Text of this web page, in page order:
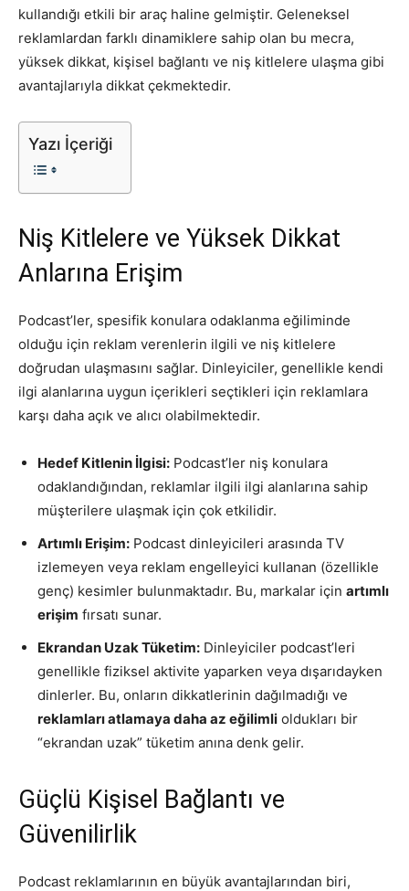
SEO,
SEM,
UI/UX
kullandığı etkili bir araç haline gelmiştir. Geleneksel
reklamlardan farklı dinamiklere sahip olan bu mecra,
yüksek dikkat, kişisel bağlantı ve niş kitlelere ulaşma gibi
avantajlarıyla dikkat çekmektedir.
Yazı İçeriği
Niş Kitlelere ve Yüksek Dikkat
Anlarına Erişim
Podcast’ler, spesifik konulara odaklanma eğiliminde
olduğu için reklam verenlerin ilgili ve niş kitlelere
doğrudan ulaşmasını sağlar. Dinleyiciler, genellikle kendi
ilgi alanlarına uygun içerikleri seçtikleri için reklamlara
karşı daha açık ve alıcı olabilmektedir.
Hedef Kitlenin İlgisi: Podcast’ler niş konulara
odaklandığından, reklamlar ilgili ilgi alanlarına sahip
müşterilere ulaşmak için çok etkilidir.
Artımlı Erişim: Podcast dinleyicileri arasında TV
izlemeyen veya reklam engelleyici kullanan (özellikle
genç) kesimler bulunmaktadır. Bu, markalar için artımlı
erişim fırsatı sunar.
Ekrandan Uzak Tüketim: Dinleyiciler podcast’leri
genellikle fiziksel aktivite yaparken veya dışarıdayken
dinlerler. Bu, onların dikkatlerinin dağılmadığı ve
reklamları atlamaya daha az eğilimli oldukları bir
“ekrandan uzak” tüketim anına denk gelir.
Güçlü Kişisel Bağlantı ve
Güvenilirlik
Podcast reklamlarının en büyük avantajlarından biri,